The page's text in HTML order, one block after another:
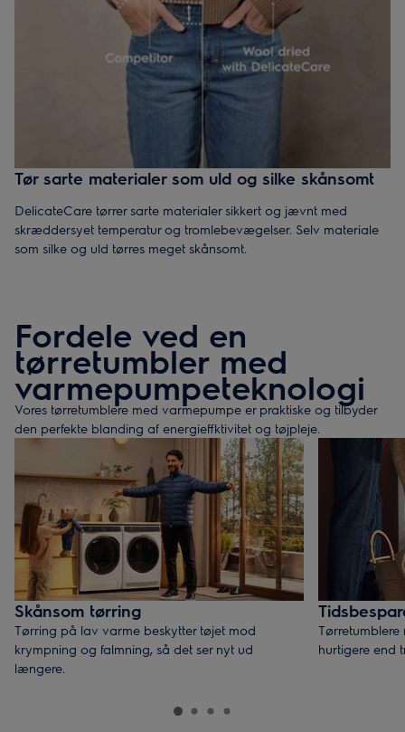
Tør sarte materialer som uld og silke skånsomt
DelicateCare tørrer sarte materialer sikkert og jævnt med
skræddersyet temperatur og tromlebevægelser. Selv materiale
som silke og uld tørres meget skånsomt.
Fordele ved en
tørretumbler med
varmepumpeteknologi
Vores tørretumblere med varmepumpe er praktiske og tilbyder
den perfekte blanding af energieffktivitet og tøjpleje.
Skånsom tørring
Tørring på lav varme beskytter tøjet mod
krympning og falmning, så det ser nyt ud
længere.
hurtigere end